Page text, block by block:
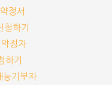
정서
하기
정자
하기
기부자